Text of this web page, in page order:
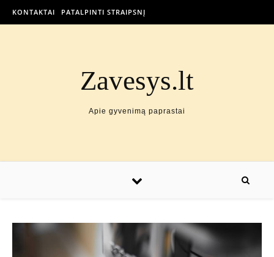
KONTAKTAI PATALPINTI STRAIPSNĮ
Zavesys.lt
Apie gyvenimą paprastai